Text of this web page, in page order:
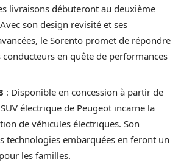
livraisons débuteront au deuxième
son design revisité et ses
le Sorento promet de répondre
conducteurs en quête de performances
: Disponible en concession à partir de
électrique de Peugeot incarne la
de véhicules électriques. Son
technologies embarquées en feront un
les familles.